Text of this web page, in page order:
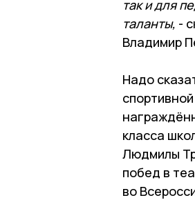
так и для
таланты, -
Владимир
Надо
класса
Людмилы
побед в
во